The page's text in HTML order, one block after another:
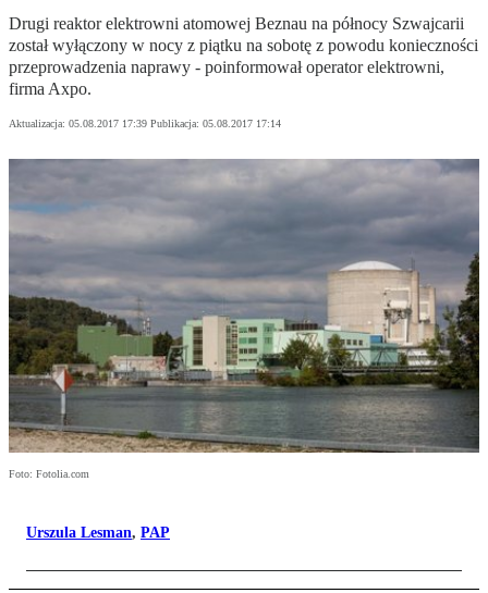
Drugi reaktor elektrowni atomowej Beznau na północy Szwajcarii
został wyłączony w nocy z piątku na sobotę z powodu konieczności
przeprowadzenia naprawy - poinformował operator elektrowni,
firma Axpo.
Aktualizacja: 05.08.2017 17:39 Publikacja: 05.08.2017 17:14
Foto: Fotolia.com
Urszula Lesman, PAP